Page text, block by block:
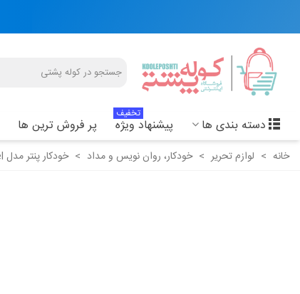
دسته بندی ها پیشنهاد ویژه
تخفیف
پر فروش ترین ها
خانه > لوازم تحریر > خودکار، روان نویس و مداد > خودکار پنتر مدل Semi Gel - سمی ژل کد SGP 102